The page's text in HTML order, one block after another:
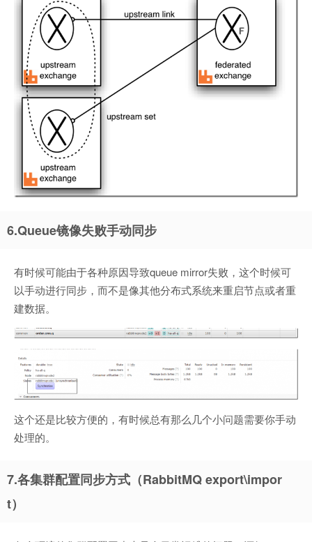
6.Queue镜像失败手动同步
有时候可能由于各种原因导致queue mirror失败，这个时候可
以手动进行同步，而不是像其他分布式系统来重启节点或者重
建数据。
这个还是比较方便的，有时候总有那么几个小问题需要你手动
处理的。
7.各集群配置同步方式（RabbitMQ export\impor
t）